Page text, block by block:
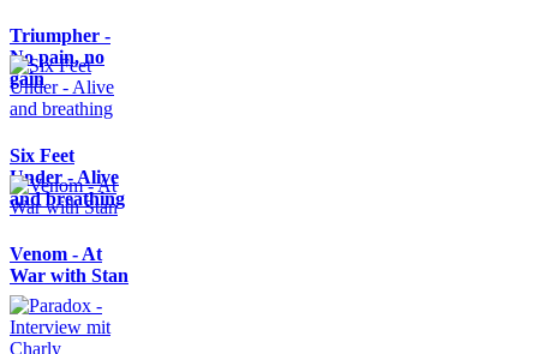
Triumpher -
No pain, no
gain
Six Feet
Under - Alive
and breathing
Venom - At
War with Stan